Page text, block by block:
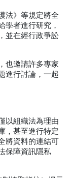
法》等規定將全
學者進行研究，
並在經行政爭訟
也邀請許多專家
進行討論，一起
以組織法為理由
，甚至進行特定
將資料的連結可
保障資訊隱私